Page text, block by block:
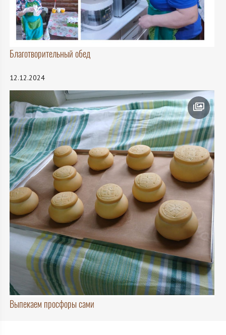
Благотворительный обед
12.12.2024
Выпекаем просфоры сами